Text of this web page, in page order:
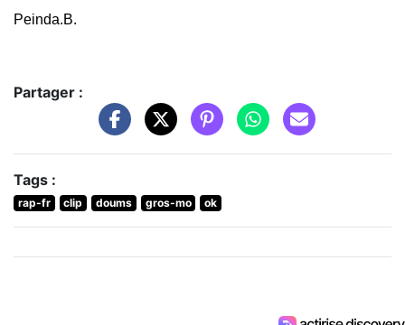
Peinda.B.
Partager :
Tags :
rap-fr clip doums gros-mo ok